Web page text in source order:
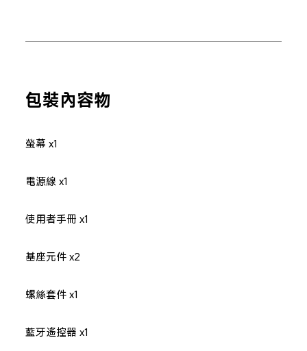
包裝內容物
螢幕 x1
電源線 x1
使用者手冊 x1
基座元件 x2
螺絲套件 x1
藍牙遙控器 x1